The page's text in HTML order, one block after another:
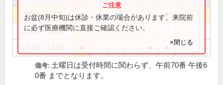
9:00～12:00 ● ● ● ● ●
13:30～16:00 ● ● ●
お盆(8月中旬)は休診・休業の場合があります。来院前
に必ず医療機関に直接ご確認ください。
×閉じる
備考: 土曜日は受付時間に関わらず、午前70番 午後6
0番 までとなります。